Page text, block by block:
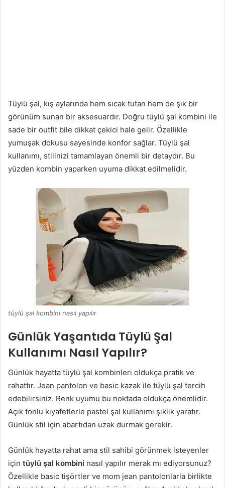
Tüylü şal, kış aylarında hem sıcak tutan hem de şık bir
görünüm sunan bir aksesuardır. Doğru tüylü şal kombini ile
sade bir outfit bile dikkat çekici hale gelir. Özellikle
yumuşak dokusu sayesinde konfor sağlar. Tüylü şal
kullanımı, stilinizi tamamlayan önemli bir detaydır. Bu
yüzden kombin yaparken uyuma dikkat edilmelidir.
tüylü şal kombini nasıl yapılır
Günlük Yaşantıda Tüylü Şal
Kullanımı Nasıl Yapılır?
Günlük hayatta tüylü şal kombinleri oldukça pratik ve
rahattır. Jean pantolon ve basic kazak ile tüylü şal tercih
edebilirsiniz. Renk uyumu bu noktada oldukça önemlidir.
Açık tonlu kıyafetlerle pastel şal kullanımı şıklık yaratır.
Günlük stil için abartıdan uzak durmak gerekir.
Günlük hayatta rahat ama stil sahibi görünmek isteyenler
için tüylü şal kombini nasıl yapılır merak mı ediyorsunuz?
Özellikle basic tişörtler ve mom jean pantolonlarla birlikte